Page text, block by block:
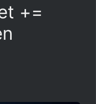
+=